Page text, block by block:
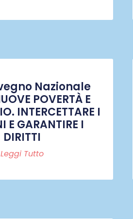
Nazionale
POVERTÀ E
INTERCETTARE I
E GARANTIRE I
DIRITTI
Leggi Tutto